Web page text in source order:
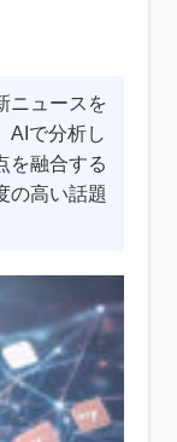
ニュースを
AIで分析し
を融合する
の高い話題